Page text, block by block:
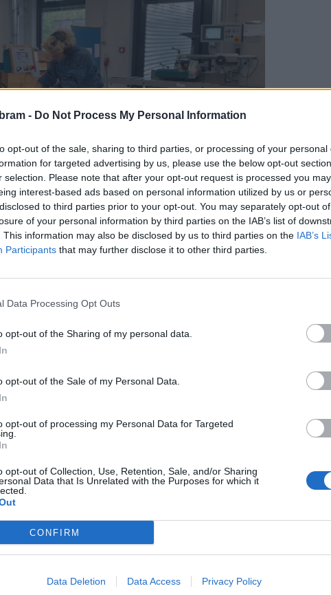
- Do Not Process My Personal Information
opt-out of the sale, sharing to third parties, or processing of your personal
for targeted advertising by us, please use the below opt-out
selection. Please note that after your opt-out request is processed you may
interest-based ads based on personal information utilized by us or
to third parties prior to your opt-out. You may separately opt-out
of your personal information by third parties on the IAB’s list of
This information may also be disclosed by us to third parties on the IAB’s
Participants that may further disclose it to other third parties.
Data Processing Opt Outs
opt-out of the Sharing of my personal data.
opt-out of the Sale of my Personal Data.
opt-out of processing my Personal Data for Targeted
opt-out of Collection, Use, Retention, Sale, and/or Sharing
Data that Is Unrelated with the Purposes for which it
CONFIRM
Data Deletion Data Access Privacy Policy
Tu vedla sama Iva Břendová, která je certifikovanou
německých výměn mládeže Tandem.
jazykovou přípravu s praxí a studenti se hned první dny
Navštívili barokní klášterní kostel a pivovarské
výlet do Mnichova spojený s prohlídkou BMW muzea
fondem budoucnosti a organizací Tandem. Spolupráce
kdy se uskutečnila první společná odborná praxe.